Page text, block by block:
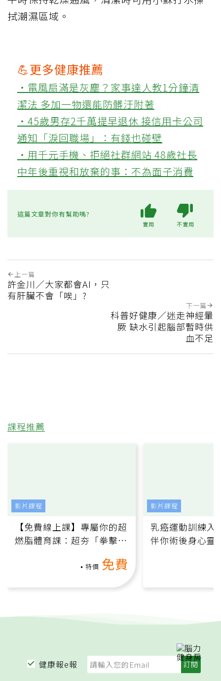
拭潮濕區域。
💪更多健康推薦
‧電風扇滿是灰塵？家事達人教1分鐘清
潔法 多加一物還能防髒汙附著
‧45歲男存2千萬提早退休 接信用卡公司
通知「淚回職場」：有錢也碰壁
‧用千元手機、拒絕社群網站 48歲社長
中年後重視和放棄的事：不為面子消費
這篇文章對你有幫助嗎?
實用 不實用
上一篇
許金川／大家都會AI，只
有肝臟不會「唉」?
下一篇
科普好健康／迷走神經暈
厥 缺水引起腦部暫時供
血不足
課程推薦
【免費線上課】專屬你的超
燃脂體育課：超夯「拳擊有
特價 免費
影片課程
乳癌運動訓練入
伴你術後身心靈
影片課程
健康報e報